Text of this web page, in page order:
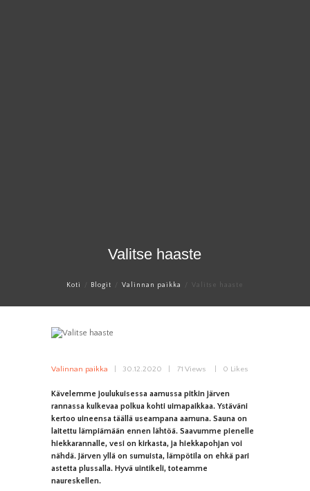
Valitse haaste
Koti Blogit Valinnan paikka Valitse haaste
Valinnan paikka 30.12.2020 71 Views 0 Likes
Kävelemme joulukuisessa aamussa pitkin järven
rannassa kulkevaa polkua kohti uimapaikkaa. Ystäväni
kertoo uineensa täällä useampana aamuna. Sauna on
laitettu lämpiämään ennen lähtöä. Saavumme pienelle
hiekkarannalle, vesi on kirkasta, ja hiekkapohjan voi
nähdä. Järven yllä on sumuista, lämpötila on ehkä pari
astetta plussalla. Hyvä uintikeli, toteamme
naureskellen.